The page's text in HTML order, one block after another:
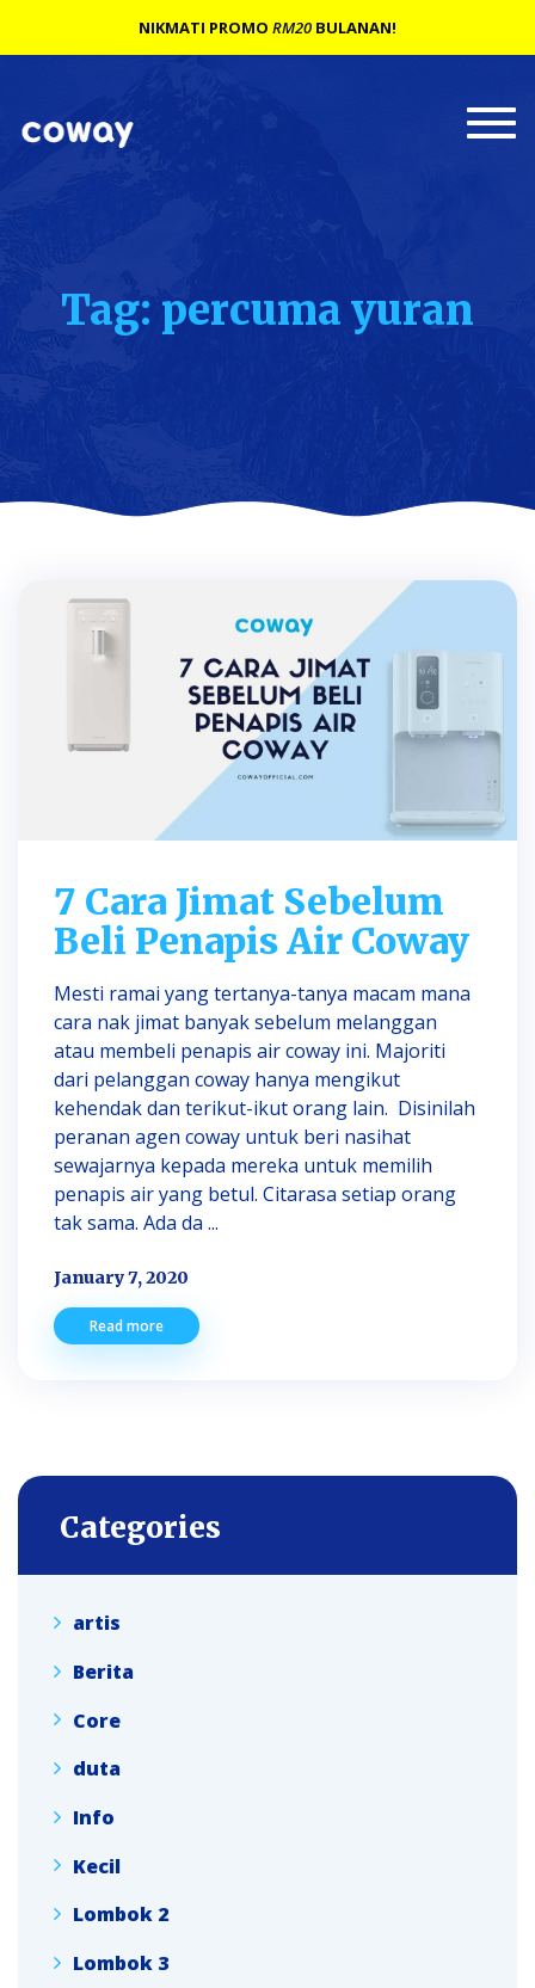
Tag: percuma yuran
7 Cara Jimat Sebelum
Beli Penapis Air Coway
Mesti ramai yang tertanya-tanya macam mana
cara nak jimat banyak sebelum melanggan
atau membeli penapis air coway ini. Majoriti
dari pelanggan coway hanya mengikut
kehendak dan terikut-ikut orang lain. Disinilah
peranan agen coway untuk beri nasihat
sewajarnya kepada mereka untuk memilih
penapis air yang betul. Citarasa setiap orang
tak sama. Ada da ...
January 7, 2020
Read more
Categories
artis
Berita
Core
duta
Info
Kecil
Lombok 2
Lombok 3
NIKMATI PROMO RM20 BULANAN!